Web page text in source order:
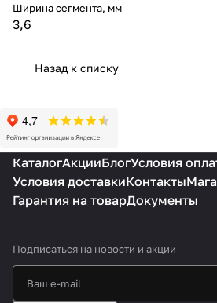
Ширина сегмента, мм
3,6
Назад к списку
КаталогАкцииБлогУсловия
Условия доставкиКонтакты
Гарантия на товарДокументы
Подписаться на новости и акции